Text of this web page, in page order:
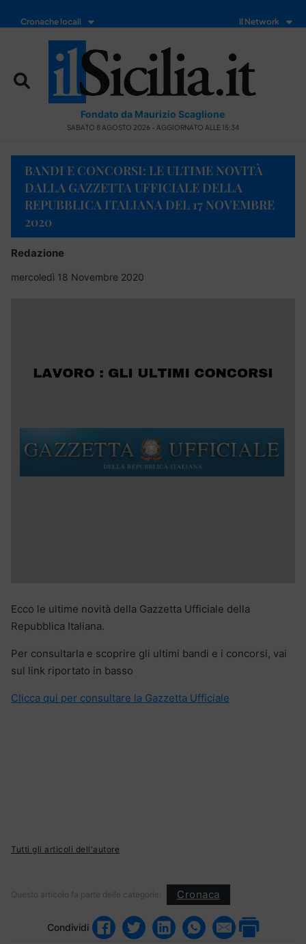
Cronache locali Il Network
Fondato da Maurizio Scaglione
SABATO 8 AGOSTO 2026 - AGGIORNATO ALLE 15:34
BANDI E CONCORSI: LE ULTIME NOVITÀ
DALLA GAZZETTA UFFICIALE DELLA
REPUBBLICA ITALIANA DEL 17 NOVEMBRE
2020
Redazione
mercoledì 18 Novembre 2020
Ecco le ultime novità della Gazzetta Ufficiale della
Repubblica Italiana.
Per consultarla e scoprire gli ultimi bandi e i concorsi, vai
sul link riportato in basso
Clicca qui per consultare la Gazzetta Ufficiale
Tutti gli articoli dell'autore
Questo articolo fa parte delle categorie: Cronaca
Condividi